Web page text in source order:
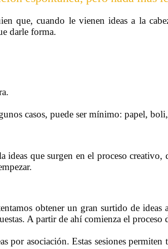
que, cuando le vienen ideas a la
darle forma.
casos, puede ser mínimo: papel,
ideas que surgen en el proceso
obtener un gran surtido de ideas
A partir de ahí comienza el proceso
por asociación. Estas sesiones